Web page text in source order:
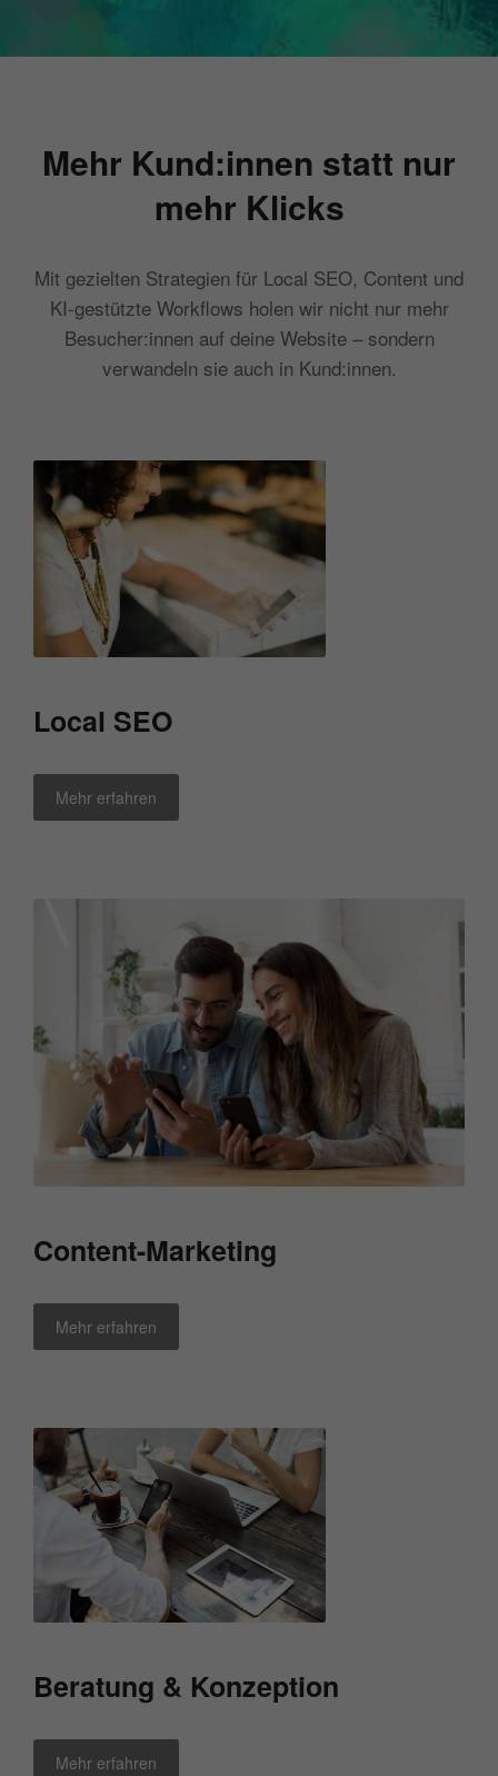
Mehr Kund:innen statt nur
mehr Klicks
Mit gezielten Strategien für Local SEO, Content und
KI-gestützte Workflows holen wir nicht nur mehr
Besucher:innen auf deine Website – sondern
verwandeln sie auch in Kund:innen.
Local SEO
Mehr erfahren
Content-Marketing
Mehr erfahren
Beratung & Konzeption
Mehr erfahren